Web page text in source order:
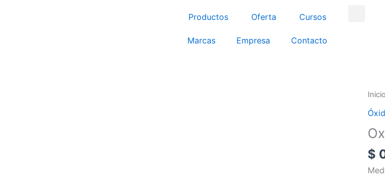
Productos Oferta Cursos
Marcas Empresa Contacto
Inicio
$
de